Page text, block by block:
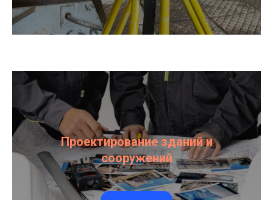
Проектирование зданий и
сооружений